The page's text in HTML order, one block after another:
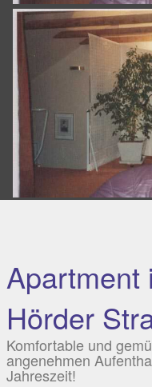
Apartment
Hörder
Komfortable und
angenehmen
Jahreszeit!